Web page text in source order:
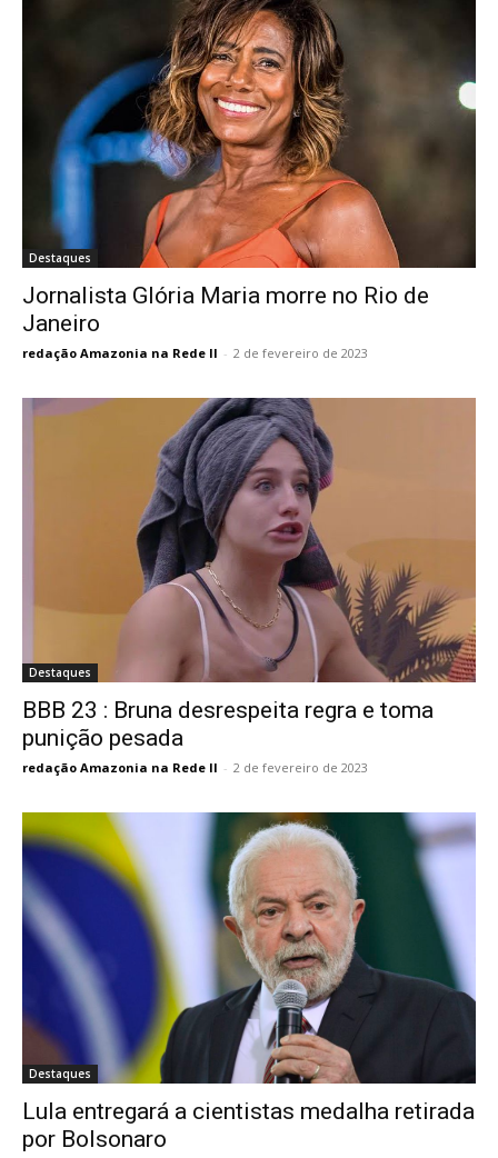
Destaques
Jornalista Glória Maria morre no Rio de
Janeiro
redação Amazonia na Rede II - 2 de fevereiro de 2023
Destaques
BBB 23 : Bruna desrespeita regra e toma
punição pesada
redação Amazonia na Rede II - 2 de fevereiro de 2023
Destaques
Lula entregará a cientistas medalha retirada
por Bolsonaro